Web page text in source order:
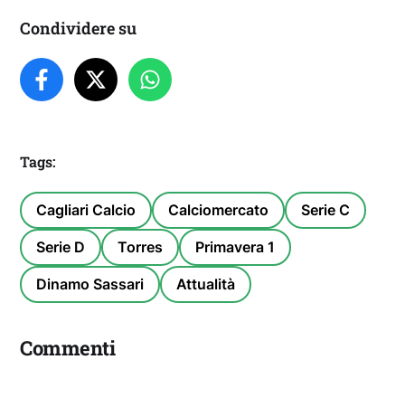
Condividere su
Tags:
Cagliari Calcio Calciomercato Serie C
Serie D Torres Primavera 1
Dinamo Sassari Attualità
Commenti